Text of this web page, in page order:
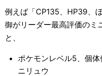
例えば「CP135、HP39、
御がリーダー最高評価のミ
と、
ポケモンレベル5、個
ニリュウ